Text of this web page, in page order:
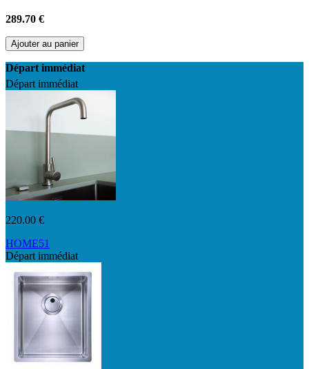
289.70 €
Ajouter au panier
Départ immédiat
Départ immédiat
220.00 €
HOME51
Départ immédiat